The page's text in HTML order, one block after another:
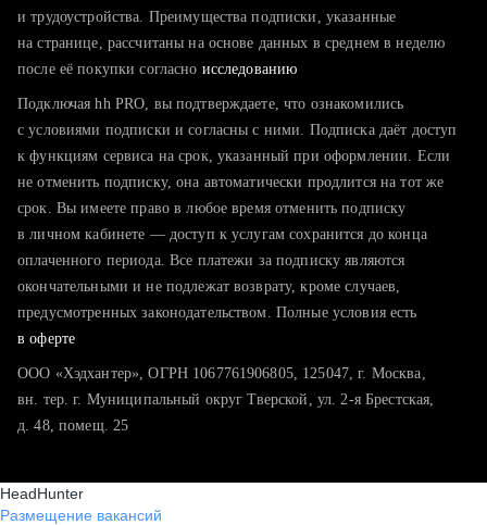
тратите много времени на поиск и вручную поднимаете
хотите сравнить себя с конкурентами и оценить шансы
и трудоустройства. Преимущества подписки, указанные
на странице, рассчитаны на основе данных в среднем в неделю
после её покупки согласно исследованию
Подключая hh PRO, вы подтверждаете, что ознакомились
с условиями подписки и согласны с ними. Подписка даёт доступ
к функциям сервиса на срок, указанный при оформлении. Если
не отменить подписку, она автоматически продлится на тот же
срок. Вы имеете право в любое время отменить подписку
в личном кабинете — доступ к услугам сохранится до конца
оплаченного периода. Все платежи за подписку являются
окончательными и не подлежат возврату, кроме случаев,
предусмотренных законодательством. Полные условия есть
в оферте
ООО «Хэдхантер», ОГРН 1067761906805, 125047, г. Москва,
вн. тер. г. Муниципальный округ Тверской, ул. 2-я Брестская,
д. 48, помещ. 25
HeadHunter
Размещение вакансий